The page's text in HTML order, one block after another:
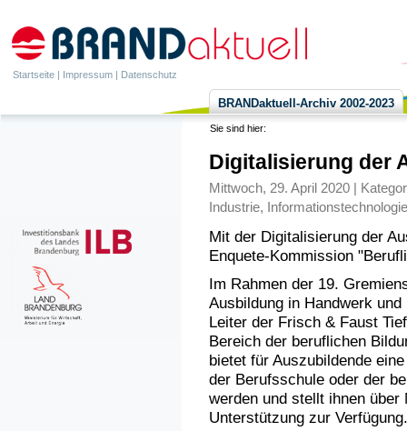
Startseite | Impressum | Datenschutz
BRANDaktuell-Archiv 2002-2023
Sie sind hier:
Digitalisierung der
Mittwoch, 29. April 2020 |
Industrie, Informationstechnologie
Mit der Digitalisierung der
Enquete-Kommission
Im Rahmen der 19.
Ausbildung in Handwerk
Leiter der Frisch & Faust
Bereich der beruflichen
bietet für Auszubildende
der Berufsschule oder der
werden und stellt ihnen über
Unterstützung zur Verfügung.